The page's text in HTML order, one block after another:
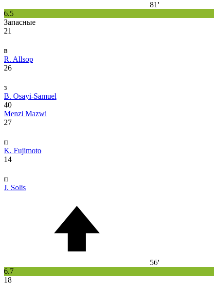
81'
6.5
Запасные
21
в
R. Allsop
26
з
B. Osayi-Samuel
40
Menzi Mazwi
27
п
K. Fujimoto
14
п
J. Solis
56'
6.7
18